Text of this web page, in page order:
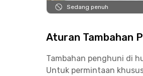
Sedang penuh
Aturan Tambahan
Tambahan penghuni di
Untuk permintaan